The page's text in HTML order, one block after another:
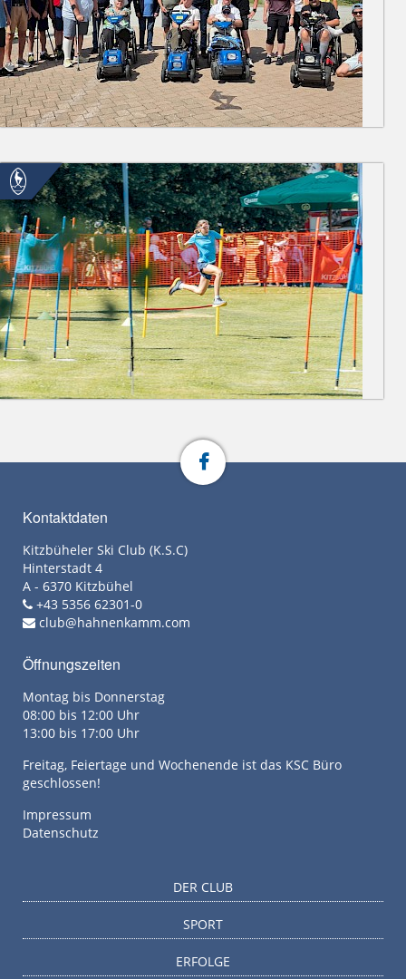
Kontaktdaten
Kitzbüheler Ski Club (K.S.C)
Hinterstadt 4
A - 6370 Kitzbühel
+43 5356 62301-0
club@hahnenkamm.com
Öffnungszeiten
Montag bis Donnerstag
08:00 bis 12:00 Uhr
13:00 bis 17:00 Uhr
Freitag, Feiertage und Wochenende ist das KSC Büro
geschlossen!
Impressum
Datenschutz
DER CLUB
SPORT
ERFOLGE